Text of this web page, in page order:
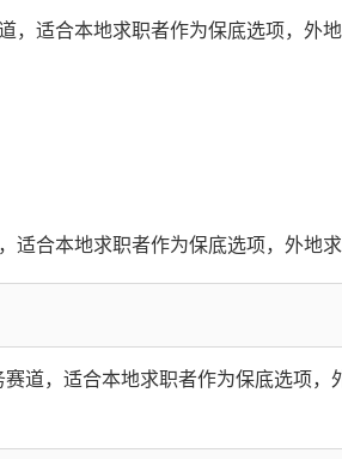
适合本地求职者作为保底选项，外地
合本地求职者作为保底选项，外地求
道，适合本地求职者作为保底选项，